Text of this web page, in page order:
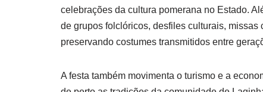
celebrações da cultura pomerana no Estado.
de grupos folclóricos, desfiles culturais,
preservando costumes transmitidos entre
A festa também movimenta o turismo e a